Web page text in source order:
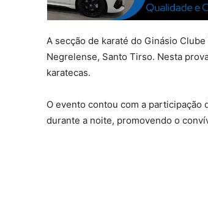
A secção de karaté do Ginásio
Negrelense, Santo Tirso. Nesta
karatecas.
O evento contou com a
durante a noite, promovendo o